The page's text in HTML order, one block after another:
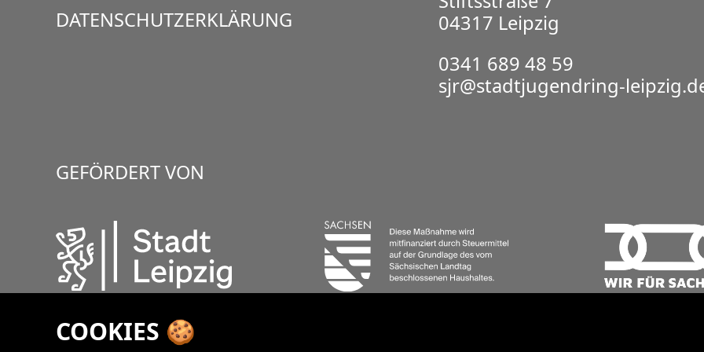
COOKIES 🍪
DATENSCHUTZERKLÄRUNG
04317 Leipzig
0341 689 48 59
sjr@stadtjugendring-
GEFÖRDERT VON